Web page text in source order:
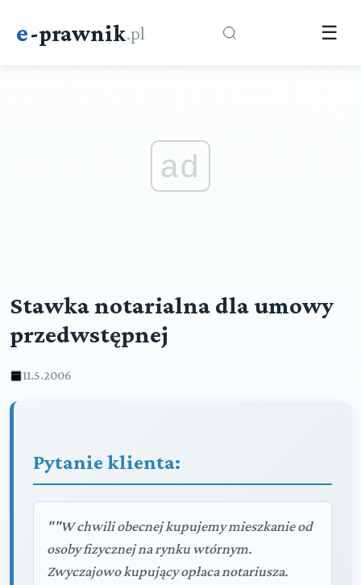
e-prawnik.pl ☰
ad
Stawka notarialna dla umowy
przedwstępnej
11.5.2006
Pytanie klienta:
""W chwili obecnej kupujemy mieszkanie od
osoby fizycznej na rynku wtórnym.
Zwyczajowo kupujący opłaca notariusza.